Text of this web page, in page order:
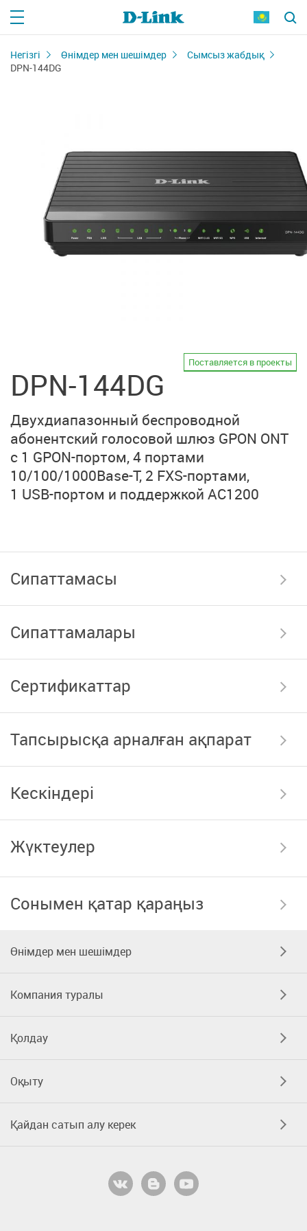
Негізгі Өнімдер мен шешімдер
Сымсыз жабдық
DPN-144DG
DPN-144DG
Поставляется в проекты
Двухдиапазонный беспроводной
абонентский голосовой шлюз GPON ONT
с 1 GPON-портом, 4 портами
10/100/1000Base-T, 2 FXS-портами,
1 USB-портом и поддержкой AC1200
Сипаттамасы
Сипаттамалары
Сертификаттар
Тапсырысқа арналған ақпарат
Кескіндері
Жүктеулер
Сонымен қатар қараңыз
Өнімдер мен шешімдер
Компания туралы
Қолдау
Оқыту
Қайдан сатып алу керек